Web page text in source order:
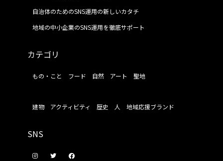
自治体のためのSNS運用の新しいカタチ
地域の中小企業のSNS運用を徹底サポート
カテゴリ
もの・こと フード 自然 アート 聖地
建物 アクティビティ 歴史 人 地域応援ブランド
SNS